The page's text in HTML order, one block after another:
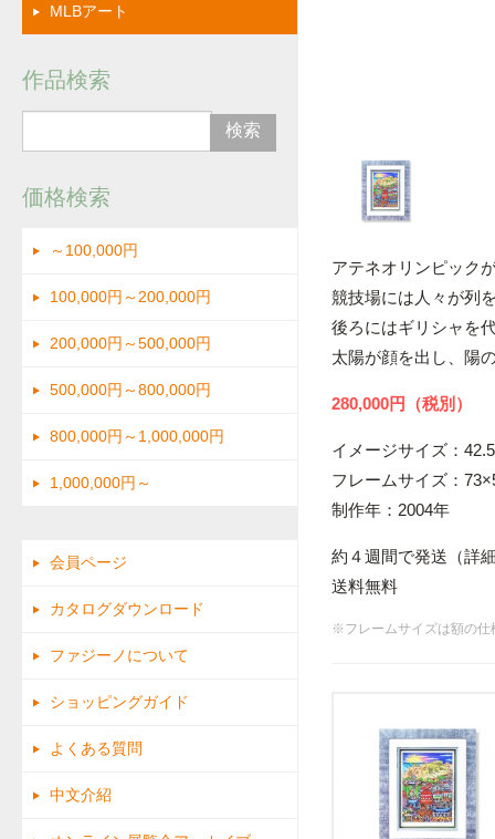
ング
アテネオリンピック
競技場には人々が列
後ろにはギリシャを
太陽が顔を出し、陽
280,000円（税別）
イメージサイズ：
フレームサイズ：
制作年：2004年
約４週間で発送（詳
送料無料
※フレームサイズは額の仕
MLBアート
作品検索
価格検索
～100,000円
100,000円～200,000円
200,000円～500,000円
500,000円～800,000円
800,000円～1,000,000円
1,000,000円～
会員ページ
カタログダウンロード
ファジーノについて
ショッピングガイド
よくある質問
中文介紹